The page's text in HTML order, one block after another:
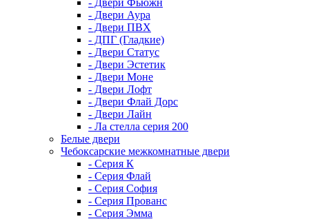
- Двери Фьюжн
- Двери Аура
- Двери ПВХ
- ДПГ (Гладкие)
- Двери Статус
- Двери Эстетик
- Двери Моне
- Двери Лофт
- Двери Флай Дорс
- Двери Лайн
- Ла стелла серия 200
Белые двери
Чебоксарские межкомнатные двери
- Серия К
- Серия Флай
- Серия София
- Серия Прованс
- Серия Эмма